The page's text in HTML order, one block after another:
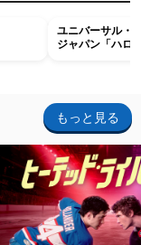
ユニバーサル・
ジャパン「ハロ
もっと見る